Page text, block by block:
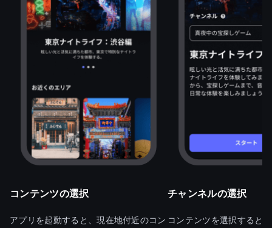
コンテンツの選択
アプリを起動すると、現在地付近のコン
チャンネルの選択
コンテンツを選択すると